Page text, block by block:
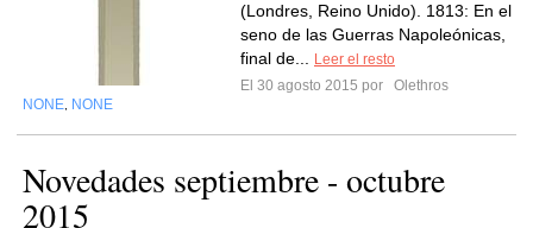
(Londres, Reino Unido). 1813: En el
seno de las Guerras Napoleónicas,
final de...
Leer el resto
El 30 agosto 2015 por
Olethros
NONE NONE
Novedades septiembre - octubre
2015